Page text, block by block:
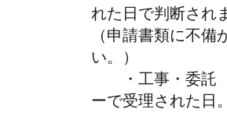
れた日で判断され
（申請書類に不
い。）
・工事・委託（
ーで受理された日